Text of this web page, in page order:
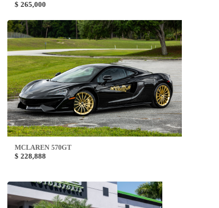
$ 265,000
MCLAREN 570GT
$ 228,888